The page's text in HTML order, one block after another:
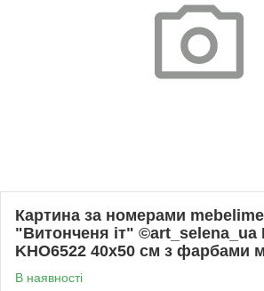
Картина за номерами mebelime
"Витонченя іт" ©art_selena_ua
KHO6522 40х50 см з фарбами
В наявності